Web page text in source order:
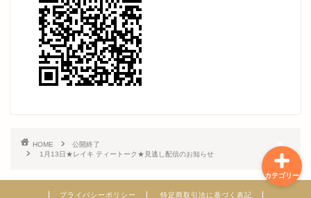
HOME
公開終了
1月13日★レイキ ティートーク★見逃し配信のお知らせ
プライバシーポリシー 特定商取引法に基づく表記
カテゴリー